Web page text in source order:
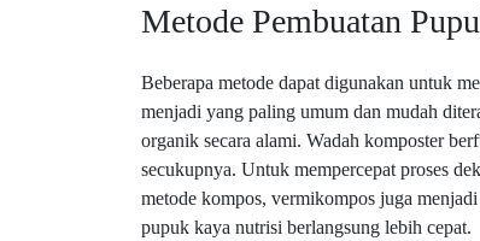
Metode Pembuatan
Beberapa metode dapat digunakan untuk
menjadi yang paling umum dan mudah
organik secara alami. Wadah komposter
secukupnya. Untuk mempercepat proses
metode kompos, vermikompos juga
pupuk kaya nutrisi berlangsung lebih cepat.